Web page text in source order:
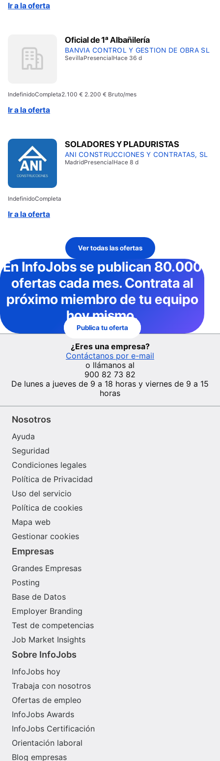
Ir a la oferta
Oficial de 1ª Albañilería
BANVIA CONTROL Y GESTION DE OBRA SL
SevillaPresencialHace 36 d
IndefinidoCompleta2.100 € 2.200 € Bruto/mes
Ir a la oferta
SOLADORES Y PLADURISTAS
ANI CONSTRUCCIONES Y CONTRATAS, SL
MadridPresencialHace 8 d
IndefinidoCompleta
Ir a la oferta
Ver todas las ofertas
En InfoJobsse publican 80.000
ofertas cada mes. Contrata al
próximo miembro de tu equipo
hoy mismo.
Publica tu oferta
¿Eres una empresa?
Contáctanos por e-mail
o llámanos al
900 82 73 82
De lunes a jueves de 9 a 18 horas y viernes de 9 a 15
horas
Nosotros
Ayuda
Seguridad
Condiciones legales
Política de Privacidad
Uso del servicio
Política de cookies
Mapa web
Gestionar cookies
Empresas
Grandes Empresas
Posting
Base de Datos
Employer Branding
Test de competencias
Job Market Insights
Sobre InfoJobs
InfoJobs hoy
Trabaja con nosotros
Ofertas de empleo
InfoJobs Awards
InfoJobs Certificación
Orientación laboral
Blog empresas